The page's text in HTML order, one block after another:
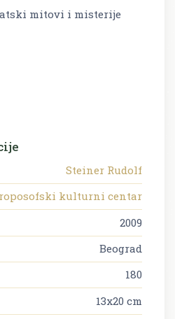
mitovi i misterije
Steiner Rudolf
kulturni centar
2009
Beograd
180
13x20 cm